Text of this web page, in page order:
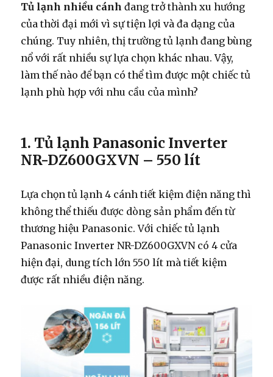
Tủ lạnh nhiều cánh đang trở thành xu hướng
của thời đại mới vì sự tiện lợi và đa dạng của
chúng. Tuy nhiên, thị trường tủ lạnh đang bùng
nổ với rất nhiều sự lựa chọn khác nhau. Vậy,
làm thế nào để bạn có thể tìm được một chiếc tủ
lạnh phù hợp với nhu cầu của mình?
1. Tủ lạnh Panasonic Inverter
NR-DZ600GXVN – 550 lít
Lựa chọn tủ lạnh 4 cánh tiết kiệm điện năng thì
không thể thiếu được dòng sản phẩm đến từ
thương hiệu Panasonic. Với chiếc tủ lạnh
Panasonic Inverter NR-DZ600GXVN có 4 cửa
hiện đại, dung tích lớn 550 lít mà tiết kiệm
được rất nhiều điện năng.